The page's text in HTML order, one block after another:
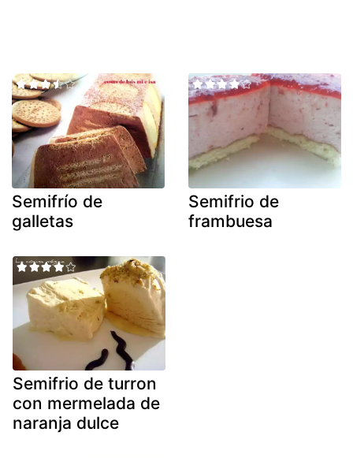
Semifrío de
galletas
Semifrio de
frambuesa
Semifrio de turron
con mermelada de
naranja dulce